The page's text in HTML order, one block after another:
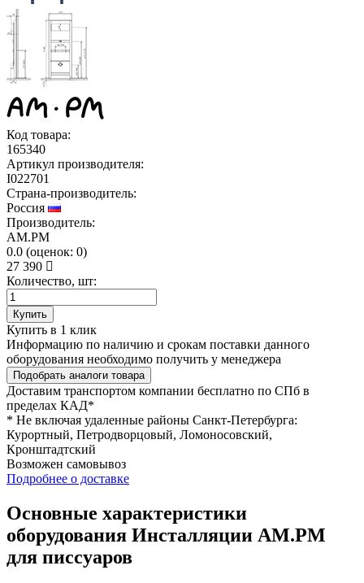
Код товара:
165340
Артикул производителя:
I022701
Страна-производитель:
Россия
Производитель:
AM.PM
0.0 (оценок: 0)
27 390
Количество, шт:
Купить
Купить в 1 клик
Информацию по наличию и срокам поставки данного
оборудования необходимо получить у менеджера
Подобрать аналоги товара
Доставим транспортом компании бесплатно по СПб в
пределах КАД*
* Не включая удаленные районы Санкт-Петербурга:
Курортный, Петродворцовый, Ломоносовский,
Кронштадтский
Возможен самовывоз
Подробнее о доставке
Основные характеристики
оборудования Инсталляции AM.PM
для писсуаров